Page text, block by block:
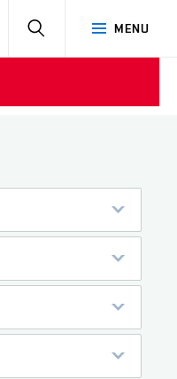
MENU